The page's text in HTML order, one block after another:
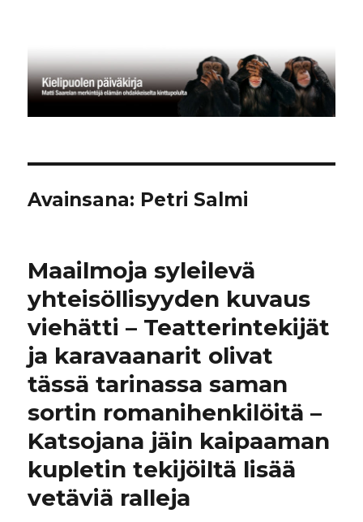
Avainsana: Petri Salmi
Maailmoja syleilevä
yhteisöllisyyden kuvaus
viehätti – Teatterintekijät
ja karavaanarit olivat
tässä tarinassa saman
sortin romanihenkilöitä –
Katsojana jäin kaipaaman
kupletin tekijöiltä lisää
vetäviä ralleja